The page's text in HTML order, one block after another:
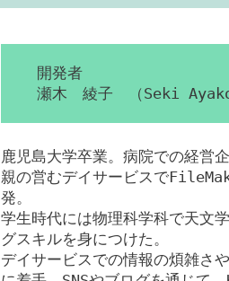
開発者
瀬木 綾子 （Seki Ayako
鹿児島大学卒業。病院での経営
親の営むデイサービスで
発。
学生時代には物理科学科で天文
グスキルを身につけた。
デイサービスでの情報の煩雑さ